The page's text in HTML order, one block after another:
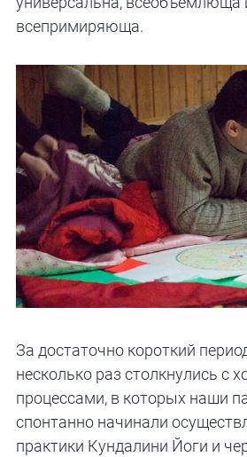
всепримиряюща.
За достаточно короткий
несколько раз столкнулись с
процессами, в которых наши
спонтанно начинали
практики Кундалини Йоги и